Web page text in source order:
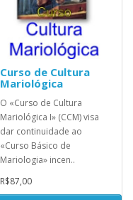
Curso de Cultura
Mariológica
O «Curso de Cultura
Mariológica I» (CCM) visa
dar continuidade ao
«Curso Básico de
Mariologia» incen..
R$87,00